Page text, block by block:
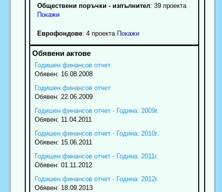
Обществени поръчки - изпълнител: 39 проекта
Покажи
Еврофондове: 4 проекта Покажи
Годишен финансов отчет
Обявен: 16.08.2008
Годишен финансов отчет
Обявен: 22.06.2009
Годишен финансов отчет - Година: 2009г.
Обявен: 11.04.2011
Годишен финансов отчет - Година: 2010г.
Обявен: 15.06.2011
Годишен финансов отчет - Година: 2011г.
Обявен: 01.11.2012
Годишен финансов отчет - Година: 2012г.
Обявен: 18.09.2013